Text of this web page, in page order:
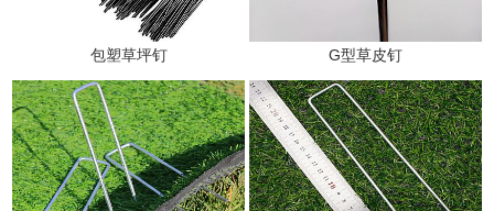
包塑草坪钉 G型草皮钉